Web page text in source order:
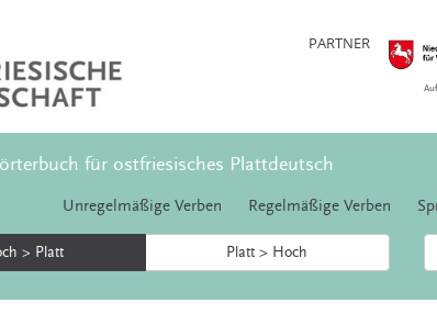
PARTNER
für ostfriesisches Plattdeutsch
Unregelmäßige Verben Regelmäßige Verben
> Platt Platt > Hoch